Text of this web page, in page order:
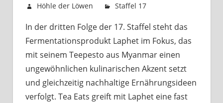
8. Mai 2025
Höhle der Löwen Staffel 17
In der dritten Folge der 17. Staffel steht das
Fermentationsprodukt Laphet im Fokus, das
mit seinem Teepesto aus Myanmar einen
ungewöhnlichen kulinarischen Akzent setzt
und gleichzeitig nachhaltige Ernährungsideen
verfolgt. Tea Eats greift mit Laphet eine fast